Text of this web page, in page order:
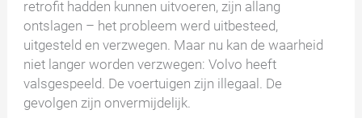
retrofit hadden kunnen uitvoeren, zijn allang
ontslagen – het probleem werd uitbesteed,
uitgesteld en verzwegen. Maar nu kan de waarheid
niet langer worden verzwegen: Volvo heeft
valsgespeeld. De voertuigen zijn illegaal. De
gevolgen zijn onvermijdelijk.